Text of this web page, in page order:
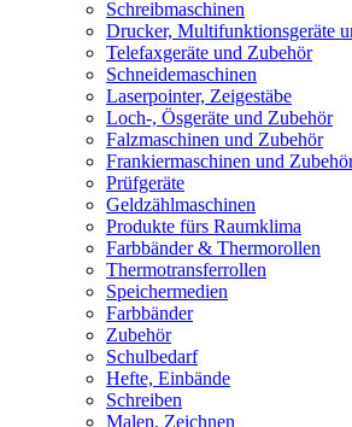
Schreibmaschinen
Drucker, Multifunktionsgeräte
Telefaxgeräte und Zubehör
Schneidemaschinen
Laserpointer, Zeigestäbe
Loch-, Ösgeräte und Zubehör
Falzmaschinen und Zubehör
Frankiermaschinen und
Prüfgeräte
Geldzählmaschinen
Produkte fürs Raumklima
Farbbänder & Thermorollen
Thermotransferrollen
Speichermedien
Farbbänder
Zubehör
Schulbedarf
Hefte, Einbände
Schreiben
Malen, Zeichnen